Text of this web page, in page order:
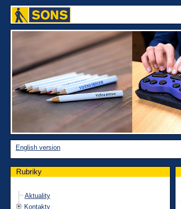
English version
Rubriky
Aktuality
Kontakty